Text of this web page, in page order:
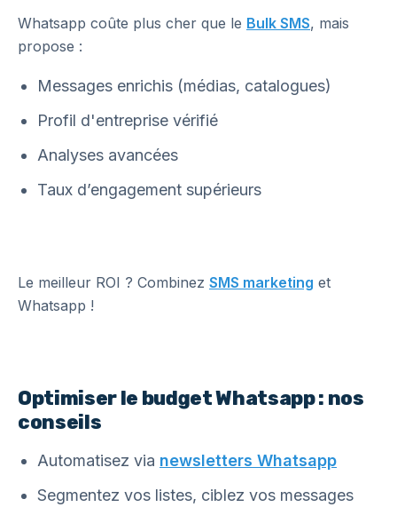
Whatsapp coûte plus cher que le Bulk SMS, mais
propose :
Messages enrichis (médias, catalogues)
Profil d'entreprise vérifié
Analyses avancées
Taux d’engagement supérieurs
Le meilleur ROI ? Combinez SMS marketing et
Whatsapp !
Optimiser le budget Whatsapp : nos
conseils
Automatisez via newsletters Whatsapp
Segmentez vos listes, ciblez vos messages